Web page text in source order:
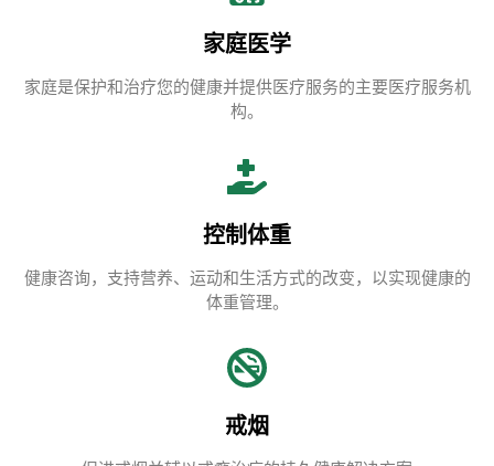
家庭医学
家庭是保护和治疗您的健康并提供医疗服务的主要医疗服务机
构。
控制体重
健康咨询，支持营养、运动和生活方式的改变，以实现健康的
体重管理。
戒烟